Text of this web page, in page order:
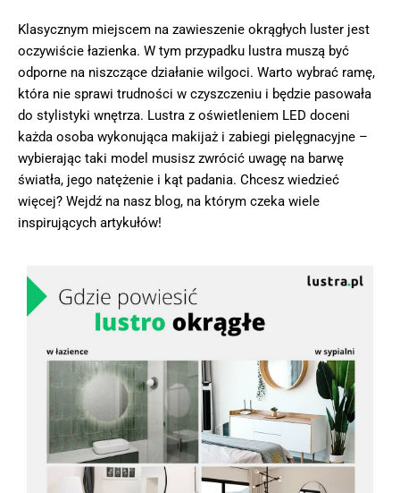
Klasycznym miejscem na zawieszenie okrągłych luster jest
oczywiście łazienka. W tym przypadku lustra muszą być
odporne na niszczące działanie wilgoci. Warto wybrać ramę,
która nie sprawi trudności w czyszczeniu i będzie pasowała
do stylistyki wnętrza. Lustra z oświetleniem LED doceni
każda osoba wykonująca makijaż i zabiegi pielęgnacyjne –
wybierając taki model musisz zwrócić uwagę na barwę
światła, jego natężenie i kąt padania. Chcesz wiedzieć
więcej? Wejdź na nasz blog, na którym czeka wiele
inspirujących artykułów!